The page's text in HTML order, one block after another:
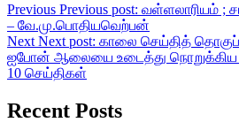
Previous Previous post: வள்ளலாரியம் ;
– வே.மு.பொதியவெற்பன்
Next Next post: காலை செய்தித்
ஐபோன் ஆலையை உடைத்து நொறுக்கிய
10 செய்திகள்
Recent Posts